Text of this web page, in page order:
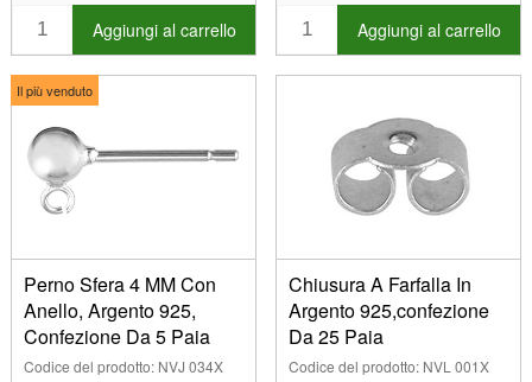
Aggiungi al carrello Aggiungi al carrello
Il più venduto
Perno Sfera 4 MM Con
Anello, Argento 925,
Confezione Da 5 Paia
Codice del prodotto: NVJ 034X
Chiusura A Farfalla In
Argento 925,confezione
Da 25 Paia
Codice del prodotto: NVL 001X